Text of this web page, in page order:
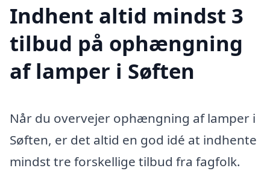
Indhent altid mindst 3
tilbud på ophængning
af lamper i Søften
Når du overvejer ophængning af lamper i
Søften, er det altid en god idé at indhente
mindst tre forskellige tilbud fra fagfolk.